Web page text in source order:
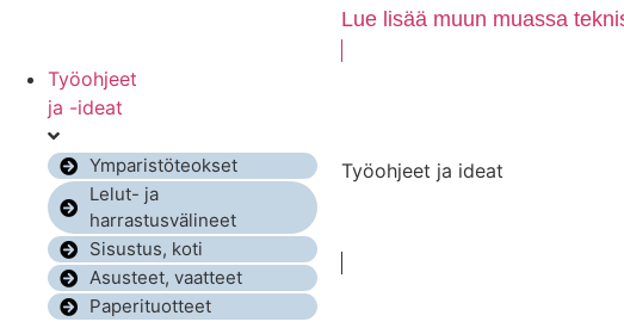
Lue lisää muun muassa
Työohjeet
ja -ideat
Ymparistöteokset
Lelut- ja
harrastusvälineet
Sisustus, koti
Asusteet, vaatteet
Paperituotteet
Työohjeet ja ideat